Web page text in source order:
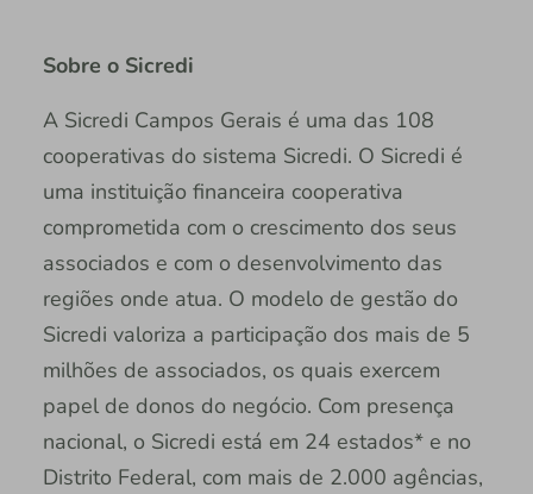
Sobre o Sicredi
A Sicredi Campos Gerais é uma das 108
cooperativas do sistema Sicredi. O Sicredi é
uma instituição financeira cooperativa
comprometida com o crescimento dos seus
associados e com o desenvolvimento das
regiões onde atua. O modelo de gestão do
Sicredi valoriza a participação dos mais de 5
milhões de associados, os quais exercem
papel de donos do negócio. Com presença
nacional, o Sicredi está em 24 estados* e no
Distrito Federal, com mais de 2.000 agências,